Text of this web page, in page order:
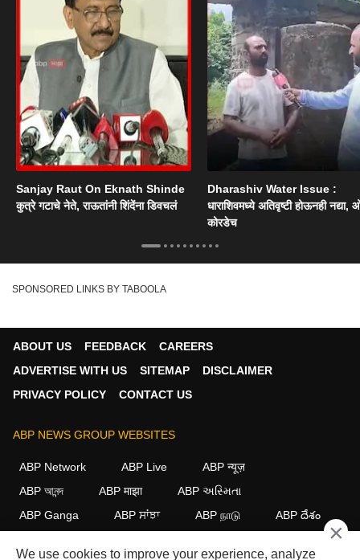
Sanjay Raut On Eknath Shinde
कुत्रे गटाचे नेते, राऊतांनी शिंदेंना डिवचलं
Dharashiv Water Issue :
धाराशिवमध्ये अतिवृष्टी होऊनही नद्या,
कोरडेच
SPONSORED LINKS BY TABOOLA
ABOUT US FEEDBACK
CAREERS
ADVERTISE WITH US
SITEMAP
DISCLAIMER
PRIVACY POLICY
CONTACT US
ABP NEWS GROUP WEBSITES
ABP Network ABP Live
ABP न्यूज़
ABP আনন্দ
ABP माझा
ABP અસ્મિતા
ABP Ganga
ABP ਸਾਂਝਾ ABP நாடு ABP దేశం
FOLLOW US
×
We use cookies to improve your experience, analyze